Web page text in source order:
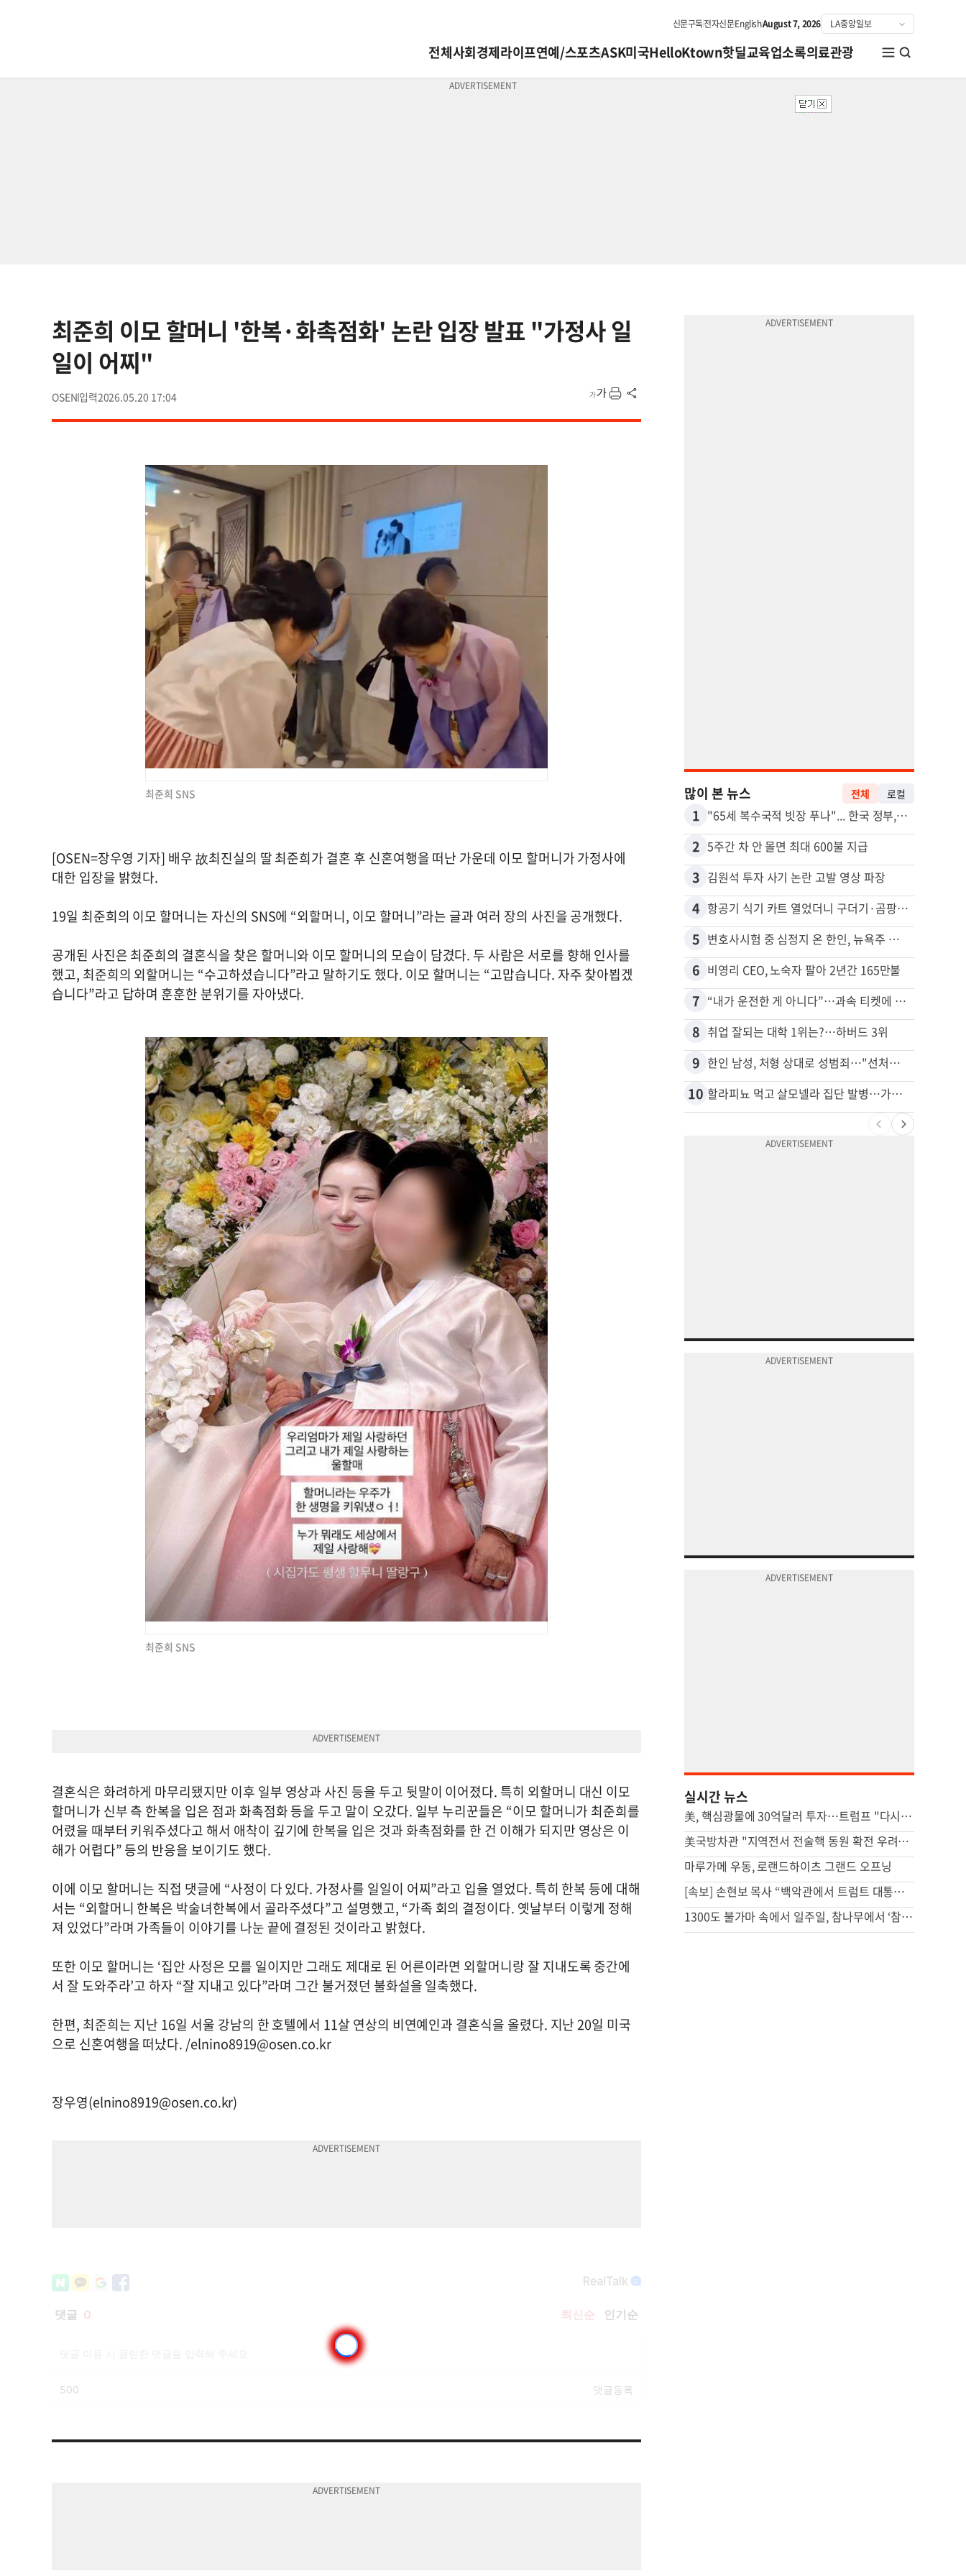
신문구독전자신문EnglishAugust 7, 2026
전체사회경제라이프연예/스포츠ASK미국HelloKtown핫딜교육업소록의료관광
최준희 이모 할머니 '한복·화촉점화' 논란 입장 발표 "가정사 일
일이 어찌"
OSEN 2026.05.20 17:04
최준희 SNS
[OSEN=장우영 기자] 배우 故최진실의 딸 최준희가 결혼 후 신혼여행을 떠난 가운데 이모 할머니가 가정사에
대한 입장을 밝혔다.
19일 최준희의 이모 할머니는 자신의 SNS에 “외할머니, 이모 할머니”라는 글과 여러 장의 사진을 공개했다.
공개된 사진은 최준희의 결혼식을 찾은 할머니와 이모 할머니의 모습이 담겼다. 두 사람은 서로를 향해 인사를
했고, 최준희의 외할머니는 “수고하셨습니다”라고 말하기도 했다. 이모 할머니는 “고맙습니다. 자주 찾아뵙겠
습니다”라고 답하며 훈훈한 분위기를 자아냈다.
최준희 SNS
결혼식은 화려하게 마무리됐지만 이후 일부 영상과 사진 등을 두고 뒷말이 이어졌다. 특히 외할머니 대신 이모
할머니가 신부 측 한복을 입은 점과 화촉점화 등을 두고 말이 오갔다. 일부 누리꾼들은 “이모 할머니가 최준희를
어렸을 때부터 키워주셨다고 해서 애착이 깊기에 한복을 입은 것과 화촉점화를 한 건 이해가 되지만 영상은 이
해가 어렵다” 등의 반응을 보이기도 했다.
이에 이모 할머니는 직접 댓글에 “사정이 다 있다. 가정사를 일일이 어찌”라고 입을 열었다. 특히 한복 등에 대해
서는 “외할머니 한복은 박술녀한복에서 골라주셨다”고 설명했고, “가족 회의 결정이다. 옛날부터 이렇게 정해
져 있었다”라며 가족들이 이야기를 나눈 끝에 결정된 것이라고 밝혔다.
또한 이모 할머니는 ‘집안 사정은 모를 일이지만 그래도 제대로 된 어른이라면 외할머니랑 잘 지내도록 중간에
서 잘 도와주라’고 하자 “잘 지내고 있다”라며 그간 불거졌던 불화설을 일축했다.
한편, 최준희는 지난 16일 서울 강남의 한 호텔에서 11살 연상의 비연예인과 결혼식을 올렸다. 지난 20일 미국
으로 신혼여행을 떠났다. /elnino8919@osen.co.kr
장우영(elnino8919@osen.co.kr)
많이 본 뉴스 전체 로컬
1 "65세 복수국적 빗장 푸나"... 한국 정부, 연령 완화 전면 추진
2 5주간 차 안 몰면 최대 600불 지급
3 김원석 투자 사기 논란 고발 영상 파장
4 항공기 식기 카트 열었더니 구더기·곰팡이…LAX 기내식 업체 논란
5 변호사시험 중 심정지 온 한인, 뉴욕주 제소
6 비영리 CEO, 노숙자 팔아 2년간 165만불
7 “내가 운전한 게 아니다”…과속 티켓에 오토파일럿 탓한 운전자
8 취업 잘되는 대학 1위는?…하버드 3위
9 한인 남성, 처형 상대로 성범죄…"선처해줬더니 배신자 취급"
10 할라피뇨 먹고 살모넬라 집단 발병…가주 등 27개 주 확산
실시간 뉴스
美, 핵심광물에 30억달러 투자…트럼프 "다시는 中 의존 않도록"
美국방차관 "지역전서 전술핵 동원 확전 우려…합리적 핵옵션 필요"
마루가메 우동, 로랜드하이츠 그랜드 오프닝
[속보] 손현보 목사 “백악관에서 트럼트 대통령 접견”
1300도 불가마 속에서 일주일, 참나무에서 ‘참숯’으로[스튜디오486]